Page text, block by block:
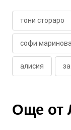
тони стораро
софи
алисия
Още от